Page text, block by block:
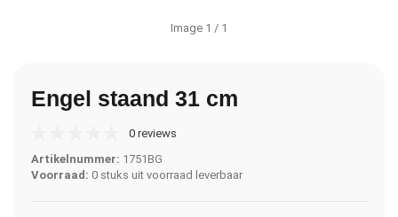
Image 1 / 1
Engel staand 31 cm
0 reviews
Artikelnummer: 1751BG
Voorraad: 0 stuks uit voorraad leverbaar